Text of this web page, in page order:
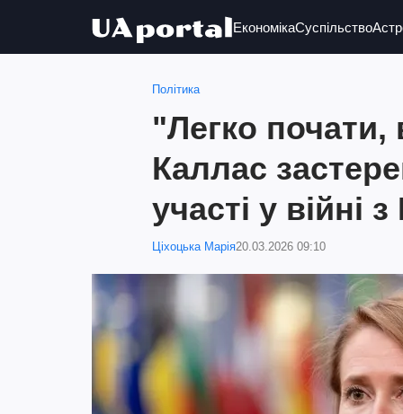
ЕкономікаСуспільство
Політика
"Легко
Каллас
участі у війні
Ціхоцька Марія20.03.2026 09:10